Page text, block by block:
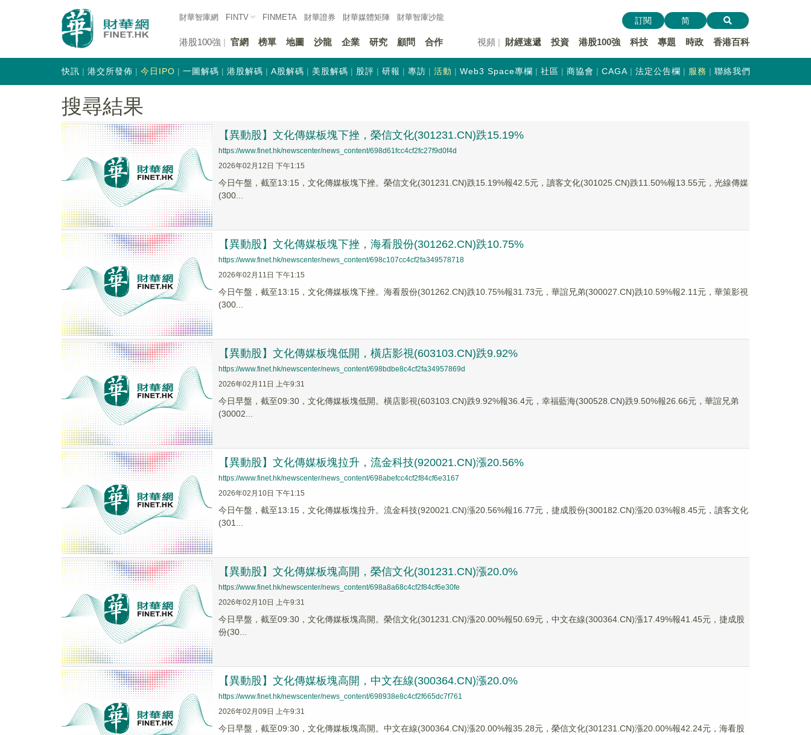
財華智庫網 FINTV FINMETA 財華證券 財華媒體矩陣 財華智庫沙龍
港股100強 官網 榜單 地圖 沙龍 企業 研究 顧問 合作 視頻 財經速遞 投資 港股100強 科技 專題 時政 香港百科
訂閱 简
快訊 港交所發佈 今日IPO 一圖解碼 港股解碼 A股解碼 美股解碼 股評 研報 專訪 活動 Web3 Space專欄 社區 商協會 CAGA 法定公告欄 服務 聯絡我們
搜尋結果
【異動股】文化傳媒板塊下挫，榮信文化(301231.CN)跌15.19%
https://www.finet.hk/newscenter/news_content/698d61fcc4cf2fc27f9d0f4d
2026年02月12日 下午1:15
今日午盤，截至13:15，文化傳媒板塊下挫。榮信文化(301231.CN)跌15.19%報42.5元，讀客文化(301025.CN)跌11.50%報13.55元，光線傳媒
(300...
【異動股】文化傳媒板塊下挫，海看股份(301262.CN)跌10.75%
https://www.finet.hk/newscenter/news_content/698c107cc4cf2fa349578718
2026年02月11日 下午1:15
今日午盤，截至13:15，文化傳媒板塊下挫。海看股份(301262.CN)跌10.75%報31.73元，華誼兄弟(300027.CN)跌10.59%報2.11元，華策影視
(300...
【異動股】文化傳媒板塊低開，橫店影視(603103.CN)跌9.92%
https://www.finet.hk/newscenter/news_content/698bdbe8c4cf2fa34957869d
2026年02月11日 上午9:31
今日早盤，截至09:30，文化傳媒板塊低開。橫店影視(603103.CN)跌9.92%報36.4元，幸福藍海(300528.CN)跌9.50%報26.66元，華誼兄弟
(30002...
【異動股】文化傳媒板塊拉升，流金科技(920021.CN)漲20.56%
https://www.finet.hk/newscenter/news_content/698abefcc4cf2f84cf6e3167
2026年02月10日 下午1:15
今日午盤，截至13:15，文化傳媒板塊拉升。流金科技(920021.CN)漲20.56%報16.77元，捷成股份(300182.CN)漲20.03%報8.45元，讀客文化
(301...
【異動股】文化傳媒板塊高開，榮信文化(301231.CN)漲20.0%
https://www.finet.hk/newscenter/news_content/698a8a68c4cf2f84cf6e30fe
2026年02月10日 上午9:31
今日早盤，截至09:30，文化傳媒板塊高開。榮信文化(301231.CN)漲20.00%報50.69元，中文在線(300364.CN)漲17.49%報41.45元，捷成股
份(30...
【異動股】文化傳媒板塊高開，中文在線(300364.CN)漲20.0%
https://www.finet.hk/newscenter/news_content/698938e8c4cf2f665dc7f761
2026年02月09日 上午9:31
今日早盤，截至09:30，文化傳媒板塊高開。中文在線(300364.CN)漲20.00%報35.28元，榮信文化(301231.CN)漲20.00%報42.24元，海看股